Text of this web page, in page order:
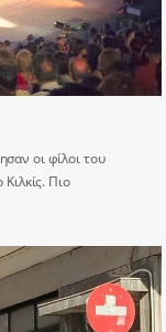
οι φίλοι του
Πιο